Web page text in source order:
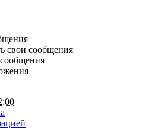
свои сообщения